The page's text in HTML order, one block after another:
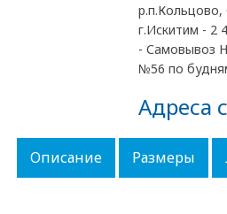
р.п.Кольцово,
г.Искитим - 2
- Самовывоз
№56 по
Адреса
Описание Размеры